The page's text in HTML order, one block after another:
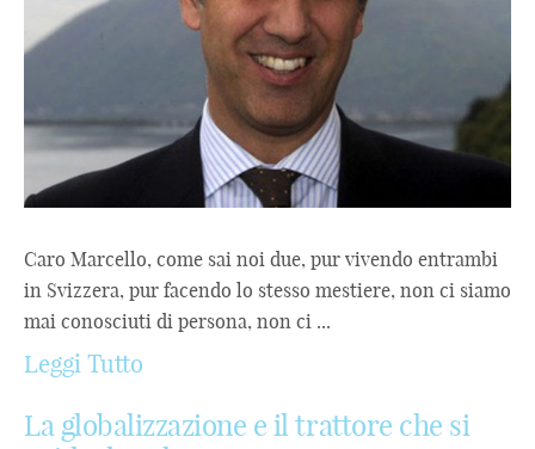
Caro Marcello, come sai noi due, pur vivendo entrambi
in Svizzera, pur facendo lo stesso mestiere, non ci siamo
mai conosciuti di persona, non ci ...
Leggi Tutto
La globalizzazione e il trattore che si